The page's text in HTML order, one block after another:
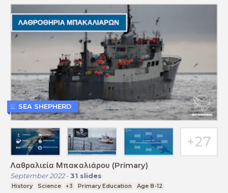
Λαθραλιεία Μπακαλιάρου (Primary)
September 2022- 31 slides
History Science +3 Primary Education Age 8-12
SEA SHEPHERD